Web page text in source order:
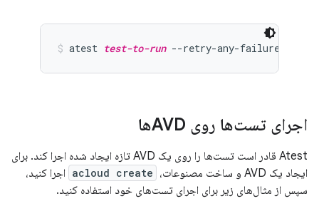
atest test-to-run --retry-any-failure 100
اجرای تست‌ها روی AVDها
Atest قادر است تست‌ها را روی یک AVD تازه ایجاد شده اجرا کند. برای
ایجاد یک AVD و ساخت مصنوعات،
acloud create اجرا کنید،
سپس از مثال‌های زیر برای اجرای تست‌های خود استفاده کنید.